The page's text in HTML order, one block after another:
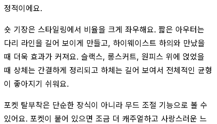
정적이에요.
숏 기장은 스타일링에서 비율을 크게 좌우해요. 짧은 아우터는
다리 라인을 길어 보이게 만들고, 하이웨이스트 하의와 만났을
때 더욱 효과가 커져요. 슬랙스, 롱스커트, 원피스 위에 얹었을
때 상체는 간결하게 정리되고 하체는 길어 보여서 전체적인 균형
이 좋아지기 쉬워요.
포켓 탈부착은 단순한 장식이 아니라 무드 조절 기능으로 볼 수
있어요. 포켓이 붙어 있으면 조금 더 캐주얼하고 사랑스러운 느